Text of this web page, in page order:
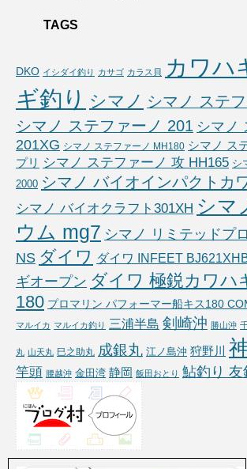
TAGS
DKO イシダイ釣り カサゴ カラス貝 カワハ
ギ釣り シマノ シマノ ステ
シマノ ステファーノ 201 シマノ
201XG シマノ ステファーノ MH180 シマノ ス
プリ シマノ ステファーノ 攻 HH165 シ
2000 シマノ バイオインパクトカ
シマノ バイオクラフト301XH シマ
ウム mg7 シマノ リミテッドプ
NS ダイワ ダイワ INFEET
ギオープン ダイワ 極鋭カワハ
180 プロマリン パフォーマー船キス180
マルイカ マルイカ釣り 三浦半島 剣崎沖 勝山沖
丸 山天丸 巳之助丸 成銀丸 江ノ島沖 狩野川
竿頭 腰越沖 金田湾 静岡 飯田おとり 鮎釣り 友